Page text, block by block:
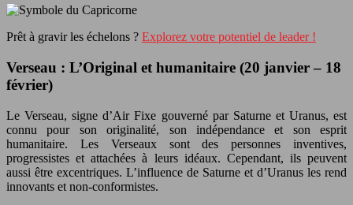
Prêt à gravir les échelons ? Explorez votre potentiel de leader !
Verseau : L’Original et humanitaire (20 janvier – 18
février)
Le Verseau, signe d’Air Fixe gouverné par Saturne et Uranus, est
connu pour son originalité, son indépendance et son esprit
humanitaire. Les Verseaux sont des personnes inventives,
progressistes et attachées à leurs idéaux. Cependant, ils peuvent
aussi être excentriques. L’influence de Saturne et d’Uranus les rend
innovants et non-conformistes.